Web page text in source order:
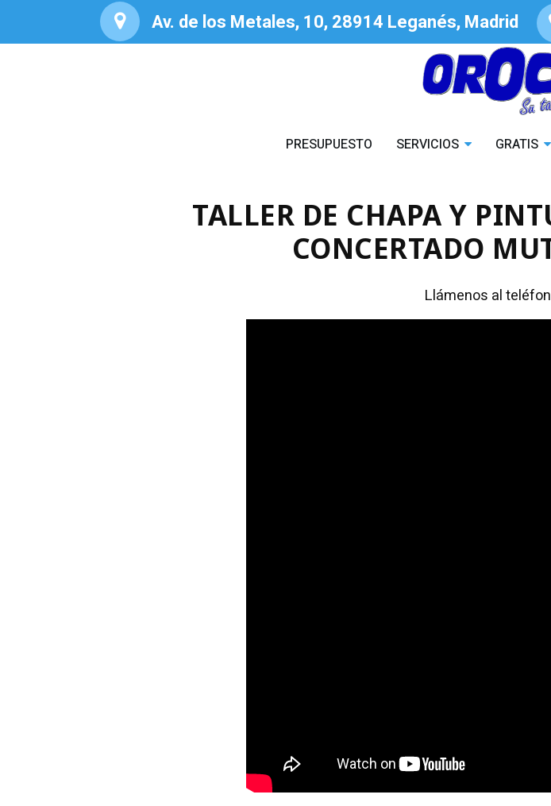
Av. de los Metales, 10, 28914 Leganés, Madrid
PRESUPUESTO SERVICIOS GRATIS
TALLER DE CHAPA Y
CONCERTADO
Llámenos al